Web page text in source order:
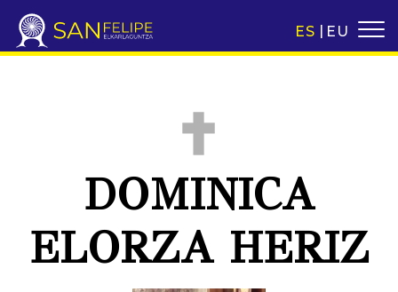
ES EU
DOMINICA
ELORZA HERIZ